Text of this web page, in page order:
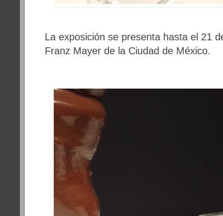
La exposición se presenta hasta el 21
Franz Mayer de la Ciudad de México.